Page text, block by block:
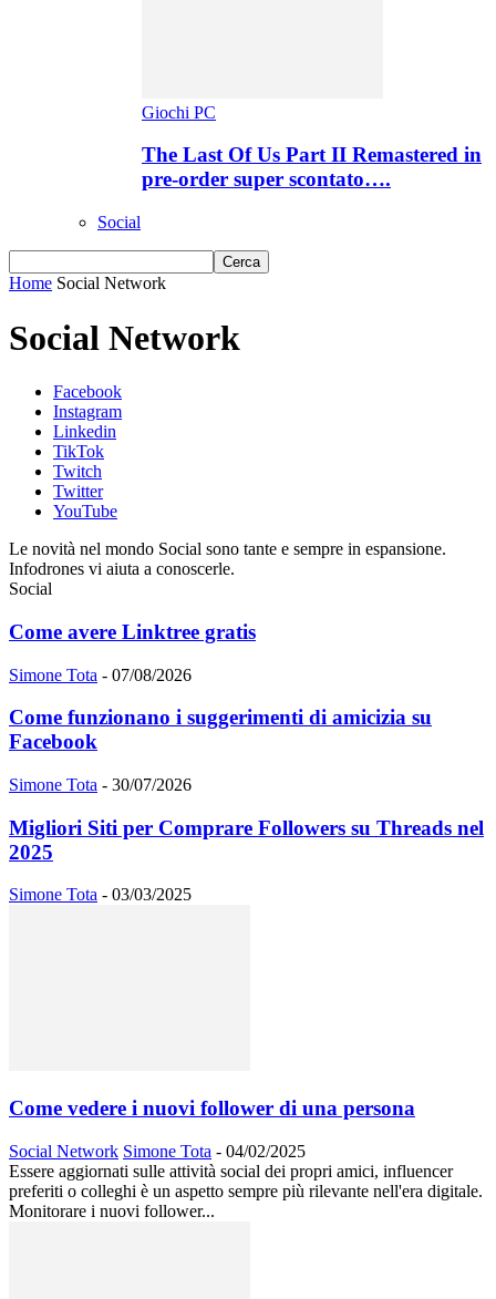
Giochi PC
The Last Of Us Part II Remastered in
pre-order super scontato….
Social
Home Social Network
Social Network
Facebook
Instagram
Linkedin
TikTok
Twitch
Twitter
YouTube
Le novità nel mondo Social sono tante e sempre in espansione.
Infodrones vi aiuta a conoscerle.
Social
Come avere Linktree gratis
Simone Tota - 07/08/2026
Come funzionano i suggerimenti di amicizia su
Facebook
Simone Tota - 30/07/2026
Migliori Siti per Comprare Followers su Threads nel
2025
Simone Tota - 03/03/2025
Come vedere i nuovi follower di una persona
Social Network Simone Tota - 04/02/2025
Essere aggiornati sulle attività social dei propri amici, influencer
preferiti o colleghi è un aspetto sempre più rilevante nell'era digitale.
Monitorare i nuovi follower...